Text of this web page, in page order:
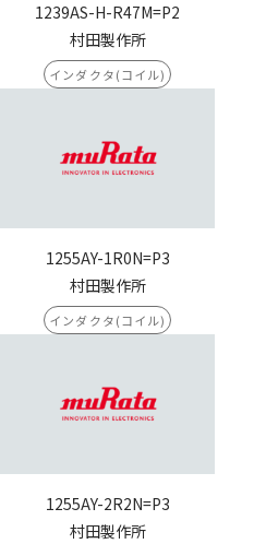
1239AS-H-R47M=P2
村田製作所
インダクタ(コイル)
1255AY-1R0N=P3
村田製作所
インダクタ(コイル)
1255AY-2R2N=P3
村田製作所